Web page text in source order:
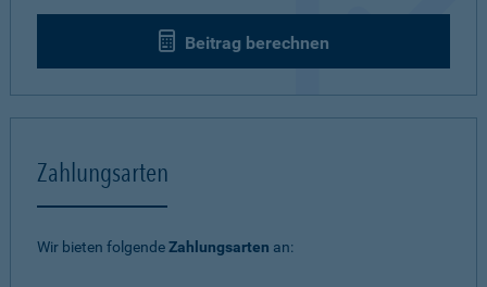
Beitrag berechnen
Zahlungsarten
Wir bieten folgendeZahlungsarten an: